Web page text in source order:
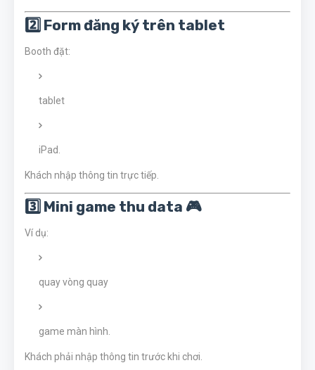
2️⃣ Form đăng ký trên tablet
Booth đặt:
tablet
iPad.
Khách nhập thông tin trực tiếp.
3️⃣ Mini game thu data 🎮
Ví dụ:
quay vòng quay
game màn hình.
Khách phải nhập thông tin trước khi chơi.